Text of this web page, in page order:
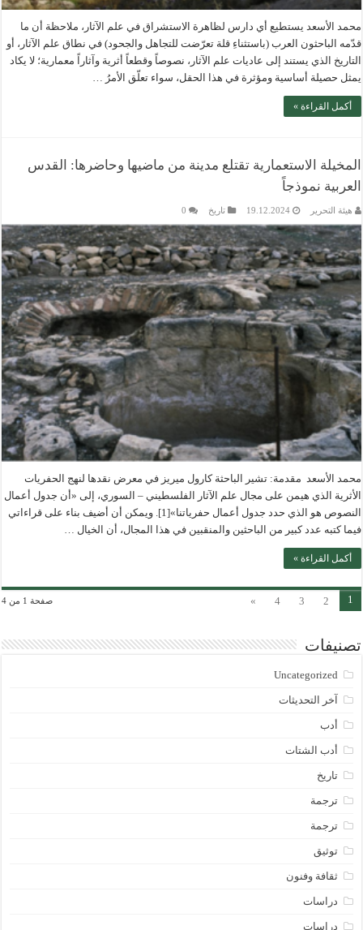
محمد الأسعد يستطيع أي دارس لظاهرة الاستشراق في علم الآثار، ملاحظة أن ما
قدّمه الباحثون العرب (باستثناءِ قلة تعرّضت للتجاهل والجحود) في نطاق علم الآثار، أو
التاريخ الذي يستند إلى عاديات علم الآثار، نصوصاً وقطعاً أثرية وآثاراً معمارية؛ لا يكاد
يمثل حصيلة أساسية ومؤثرة في هذا الحقل، سواء تعلّق الأمرُ …
أكمل القراءة »
المخيلة الاستعمارية تقتلع مدينة من ماضيها وحاضرها: القدس
العربية نموذجاً
هيئة التحرير 19.12.2024 تاريخ 0
محمد الأسعد مقدمة: تشير الباحثة كارول ميريز في معرض نقدها لنهج الحفريات
الأثرية الذي هيمن على مجال علم الآثار الفلسطيني – السوري، إلى «أن جدول أعمال
النصوص هو الذي حدد جدول أعمال حفرياتنا»[1]. ويمكن أن أضيف بناء على قراءاتي
فيما كتبه عدد كبير من الباحثين والمنقبين في هذا المجال، أن الخيال …
أكمل القراءة »
صفحة 1 من 4 1
2
3
4
»
تصنيفات
Uncategorized
آخر التحديثات
أدب
أدب الشتات
تاريخ
ترجمة
ترجمة
توثيق
ثقافة وفنون
دراسات
دراسات